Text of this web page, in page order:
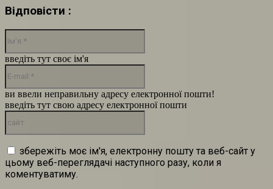
Відповісти :
введіть тут своє ім'я
ви ввели неправильну адресу електронної пошти!
введіть тут свою адресу електронної пошти
збережіть моє ім'я, електронну пошту та веб-сайт у
цьому веб-переглядачі наступного разу, коли я
коментуватиму.